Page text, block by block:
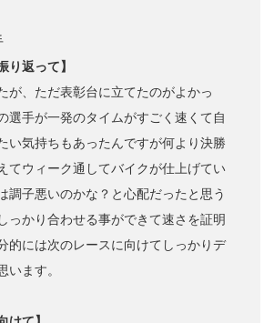
り返って】
が、ただ表彰台に立てたのがよかっ
選手が一発のタイムがすごく速くて自
い気持ちもあったんですが何より決勝
てウィーク通してバイクが仕上げてい
調子悪いのかな？と心配だったと思う
っかり合わせる事ができて速さを証明
的には次のレースに向けてしっかりデ
います。